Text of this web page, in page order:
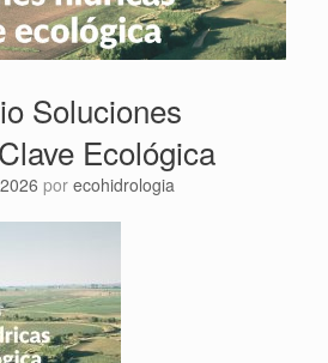
Soluciones
Ecológica
por ecohidrologia